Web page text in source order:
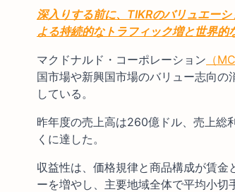
深入りする前に、TIKRのバリュエーシ
よる持続的なトラフィック増と世界的
マクドナルド・コーポレーション （
国市場や新興国市場のバリュー志向
している。
昨年度の売上高は260億ドル、売上総
くに達した。
収益性は、価格規律と商品構成が賃
ーを増やし、主要地域全体で平均小切